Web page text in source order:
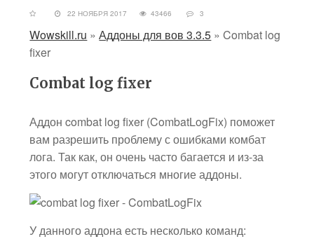
22 НОЯБРЯ 2017 43466 3
Wowskill.ru »Аддоны для вов 3.3.5 »Combat log
fixer
Combat log fixer
Аддон combat log fixer (CombatLogFix) поможет
вам разрешить проблему с ошибками комбат
лога. Так как, он очень часто багается и из-за
этого могут отключаться многие аддоны.
У данного аддона есть несколько команд: